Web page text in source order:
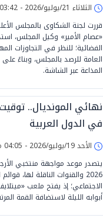
الثلاثاء 21/يوليو/2026 - 03:42 م
قررت لجنة الشكاوى بالمجلس
«عصام الأمير» وكيل المجلس،
الفضائية؛ للنظر في التجاوزات
العامة للرصد بالمجلس، وبناءً
المذاعة عبر الشاشة.
نهائي المونديال.. توقيت
في الدول العربية
الأحد 19/يوليو/2026 - 04:05 م
يتصدر موعد مواجهة منتخبي
2026 والقنوات الناقلة لها،
الاجتماعي؛ إذ يفتح ملعب
أبوابه الليلة لاستضافة القمة